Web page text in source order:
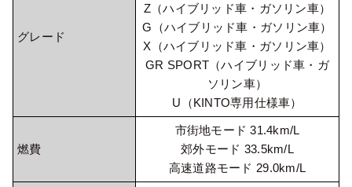
グレード
Z（ハイブリッド車・ガソリン車）
G（ハイブリッド車・ガソリン車）
X（ハイブリッド車・ガソリン車）
GR SPORT（ハイブリッド車・ガ
ソリン車）
U（KINTO専用仕様車）
燃費
市街地モード 31.4km/L
郊外モード 33.5km/L
高速道路モード 29.0km/L